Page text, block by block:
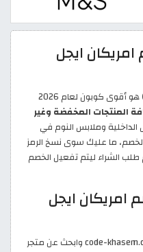
ايجل
هو أقوى كوبون لعام 2026
8% على كافة المنتجات المخفضة وغير
الداخلية وملابس النوم في
ما عليك سوى نسخ الرمز
الشراء ليتم تفعيل الخصم
ايجل
ابدأ بزيارة موقع كود خصم code-khasem.com وابحث عن متجر